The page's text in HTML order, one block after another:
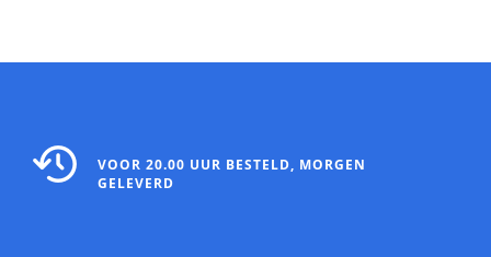
VOOR 20.00 UUR BESTELD, MORGEN
GELEVERD